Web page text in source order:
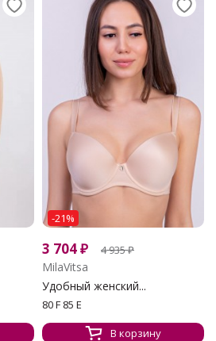
-21%
3 704₽ 4 935₽
MilaVitsa
Удобный женский...
80 F 85 E
В корзину